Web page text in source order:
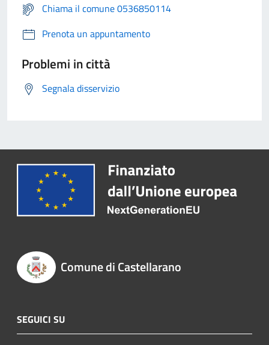
Chiama il comune 0536850114
Prenota un appuntamento
Problemi in città
Segnala disservizio
Comune di Castellarano
SEGUICI SU